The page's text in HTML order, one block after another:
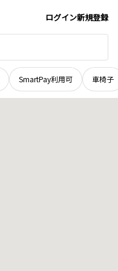
ログイン新規登録
SmartPay利用可 車椅子